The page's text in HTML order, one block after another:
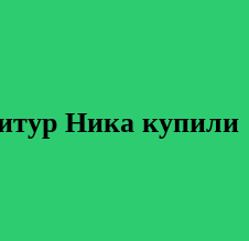
Ника купили